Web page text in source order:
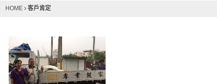
HOME 客戶肯定